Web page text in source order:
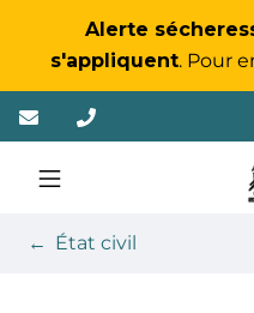
Alerte
s'appliquent. Pour
Aller
au
contenu
État civil